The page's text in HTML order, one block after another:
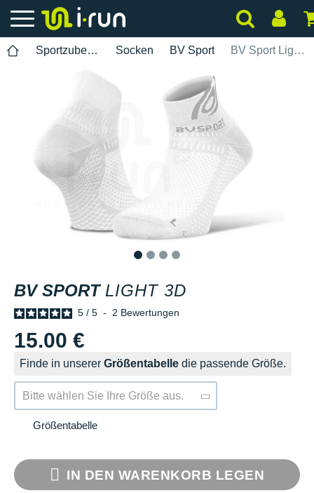
Sportzubehör Socken BV Sport BV Sport Light 3D
BV SPORT LIGHT 3D
5 / 5 - 2 Bewertungen
15.00 €
Finde in unserer Größentabelle die passende Größe.
Bitte wählen Sie Ihre Größe aus.
Größentabelle
IN DEN WARENKORB LEGEN